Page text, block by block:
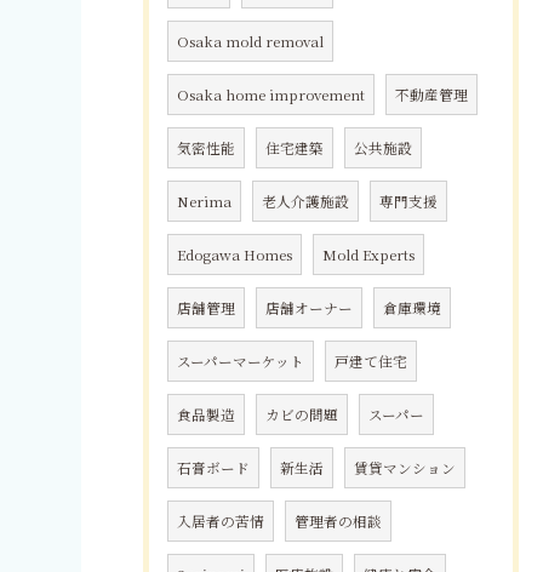
Osaka mold removal
Osaka home improvement 不動産管理
気密性能 住宅建築 公共施設
Nerima 老人介護施設 専門支援
Edogawa Homes Mold Experts
店舗管理 店舗オーナー 倉庫環境
スーパーマーケット 戸建て住宅
食品製造 カビの問題 スーパー
石膏ボード 新生活 賃貸マンション
入居者の苦情 管理者の相談